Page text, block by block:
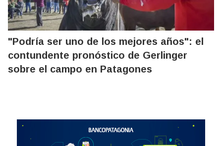
"Podría ser uno de los mejores años": el
contundente pronóstico de Gerlinger
sobre el campo en Patagones